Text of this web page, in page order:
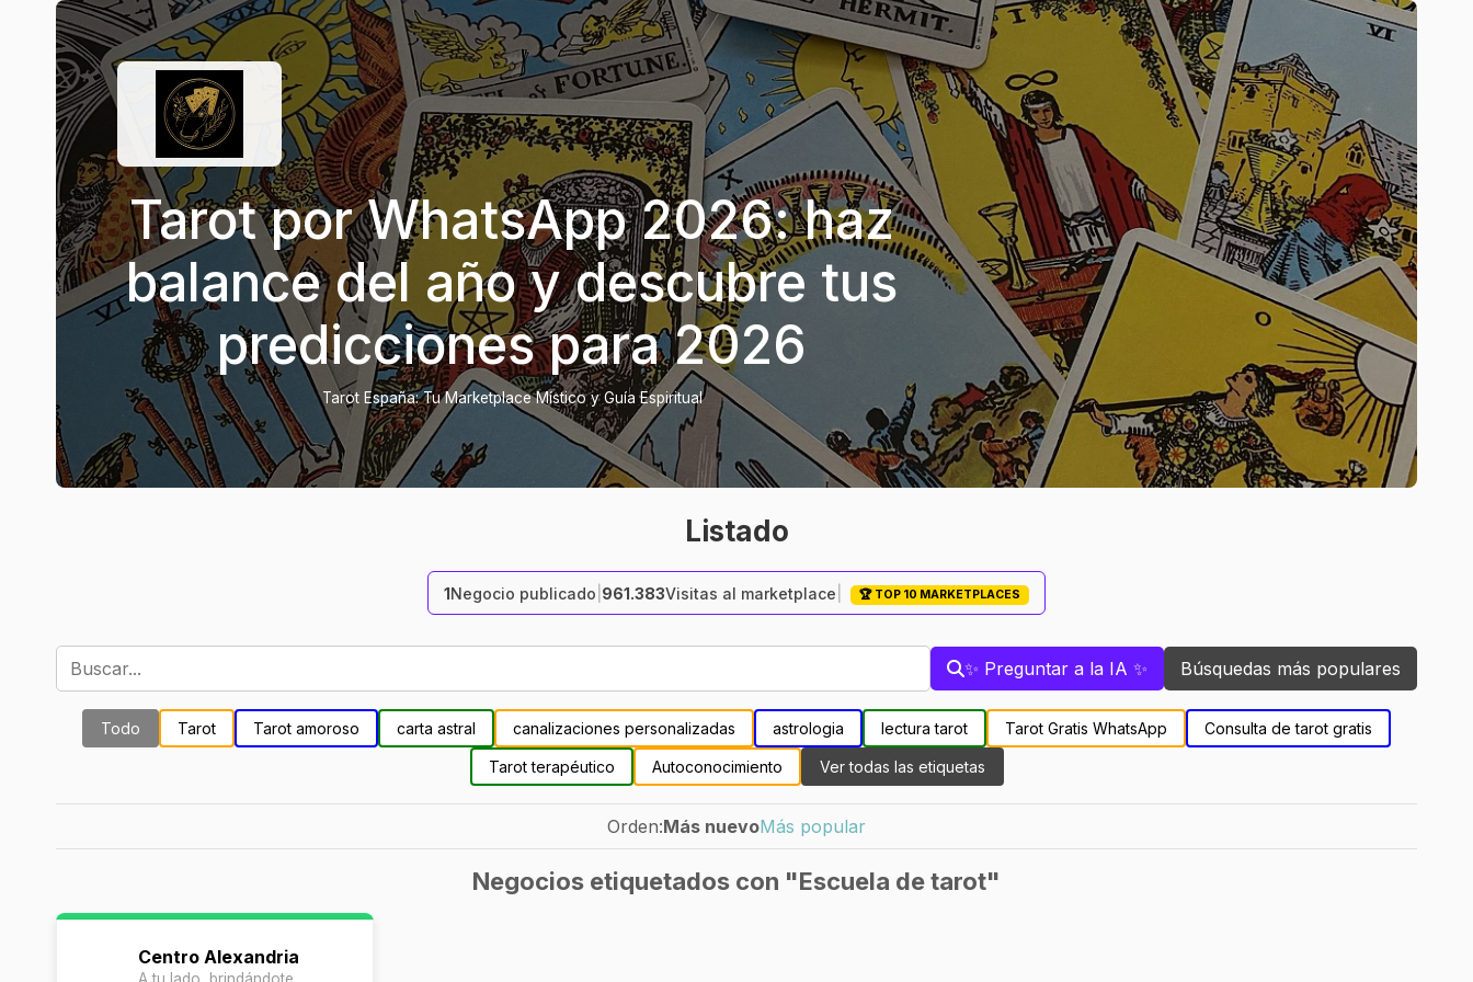
Tarot por WhatsApp 2026: haz
balance del año y descubre tus
predicciones para 2026
Tarot España: Tu Marketplace Místico y Guía Espiritual
Listado
1Negocio publicado 961.383Visitas al marketplace 🏆 TOP 10 MARKETPLACES
✨ Preguntar a la IA ✨ Búsquedas más populares
Todo Tarot Tarot amoroso carta astral canalizaciones personalizadas astrologia lectura tarot Tarot Gratis WhatsApp Consulta de tarot gratis
Tarot terapéutico Autoconocimiento Ver todas las etiquetas
Orden:Más nuevoMás popular
Negocios etiquetados con "Escuela de tarot"
Centro Alexandria